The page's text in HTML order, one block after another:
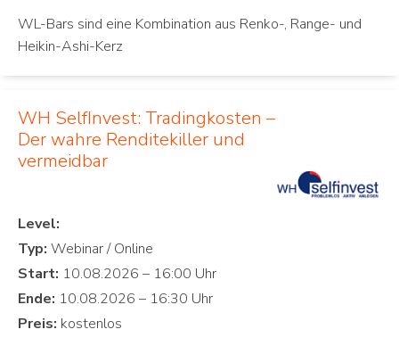
WL-Bars sind eine Kombination aus Renko-, Range- und
Heikin-Ashi-Kerz
WH SelfInvest: Tradingkosten –
Der wahre Renditekiller und
vermeidbar
Level:
Typ:
Start:
Ende:
Preis: